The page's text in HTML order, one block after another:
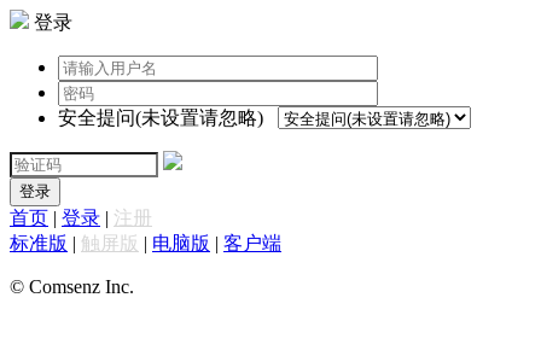
登录
安全提问(未设置请忽略)
登录
首页 | 登录 | 注册
标准版 | 触屏版 | 电脑版 | 客户端
© Comsenz Inc.